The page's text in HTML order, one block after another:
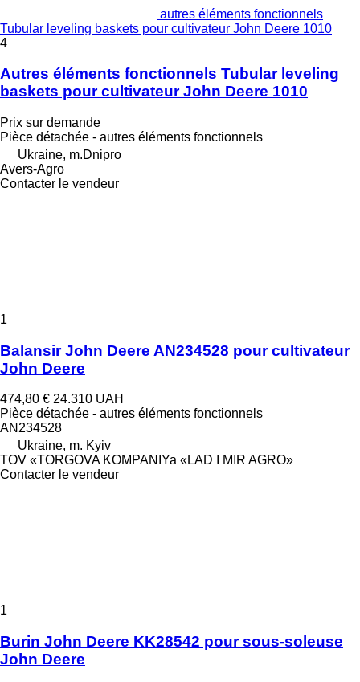
autres éléments fonctionnels
Tubular leveling baskets pour cultivateur John Deere 1010
4
Autres éléments fonctionnels Tubular leveling
baskets pour cultivateur John Deere 1010
Prix sur demande
Pièce détachée - autres éléments fonctionnels
Ukraine, m.Dnipro
Avers-Agro
Contacter le vendeur
1
Balansir John Deere AN234528 pour cultivateur
John Deere
474,80 € 24.310 UAH
Pièce détachée - autres éléments fonctionnels
AN234528
Ukraine, m. Kyiv
TOV «TORGOVA KOMPANIYa «LAD I MIR AGRO»
Contacter le vendeur
1
Burin John Deere KK28542 pour sous-soleuse
John Deere